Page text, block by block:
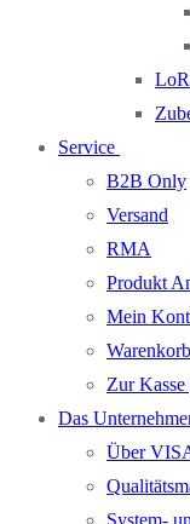
Service
B2B Only
Versand
RMA
Produkt
Mein
Zur Kasse
Das
Über
System-